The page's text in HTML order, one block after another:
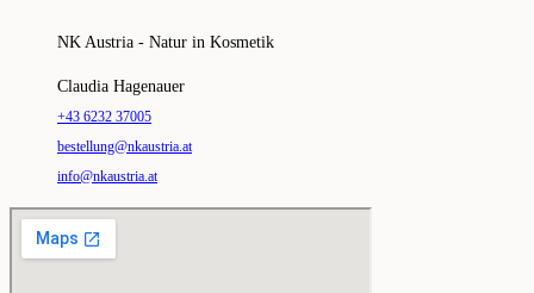
NK Austria - Natur in Kosmetik
Claudia Hagenauer
+43 6232 37005
bestellung@nkaustria.at
info@nkaustria.at